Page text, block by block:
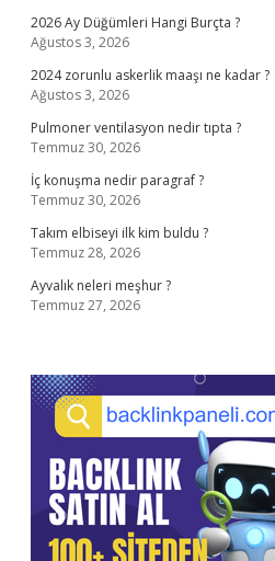
2026 Ay Düğümleri Hangi Burçta ?
Ağustos 3, 2026
2024 zorunlu askerlik maaşı ne kadar ?
Ağustos 3, 2026
Pulmoner ventilasyon nedir tıpta ?
Temmuz 30, 2026
İç konuşma nedir paragraf ?
Temmuz 30, 2026
Takım elbiseyi ilk kim buldu ?
Temmuz 28, 2026
Ayvalık neleri meşhur ?
Temmuz 27, 2026